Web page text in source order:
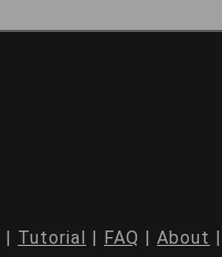
| Tutorial | FAQ | About |